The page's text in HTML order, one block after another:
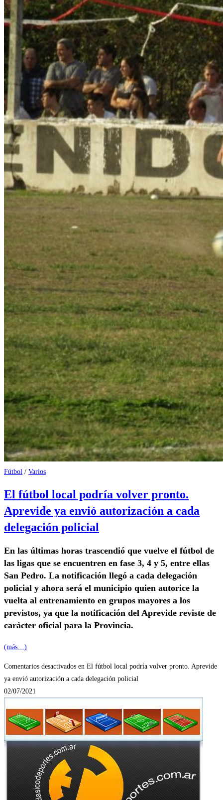
Fútbol / Varios
El fútbol local podría volver pronto.
Aprevide ya envió autorización a cada
delegación policial
En las últimas horas trascendió que vuelve el fútbol de
las ligas que se encuentren en fase 3, 4 y 5, entre ellas
San Pedro. La notificación llegó a cada delegación
policial y ahora será el municipio quien autorice la
vuelta al entrenamiento en grupos mayores a los
previstos, ya que la notificación del Aprevide reviste de
carácter oficial para la Provincia.
(más…)
Comentarios desactivados en El fútbol local podría volver pronto. Aprevide
ya envió autorización a cada delegación policial
02/07/2021